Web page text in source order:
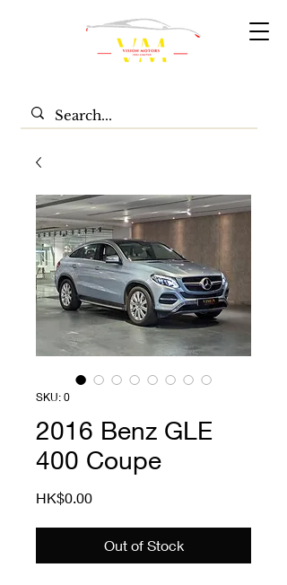
SKU: 0
2016 Benz GLE
400 Coupe
HK$0.00Price
Out of Stock